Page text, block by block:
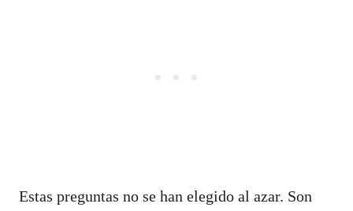
Estas preguntas no se han elegido al azar. Son